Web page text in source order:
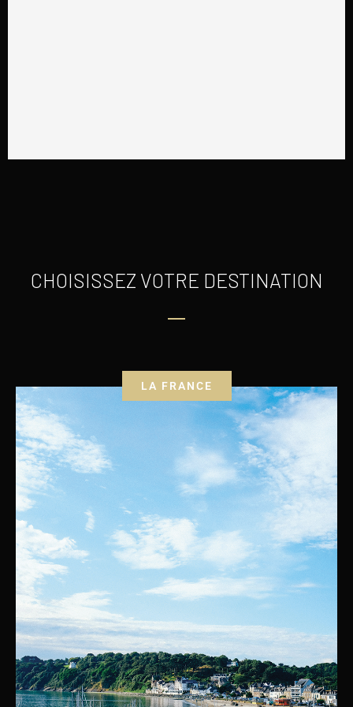
CHOISISSEZ VOTRE DESTINATION
LA FRANCE